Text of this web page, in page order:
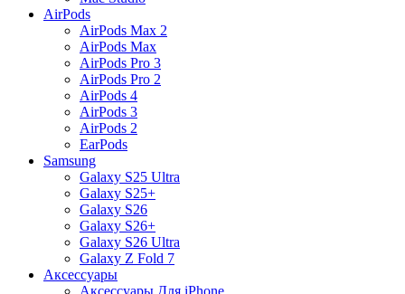
AirPods
AirPods Max 2
AirPods Max
AirPods Pro 3
AirPods Pro 2
AirPods 4
AirPods 3
AirPods 2
EarPods
Samsung
Galaxy S25 Ultra
Galaxy S25+
Galaxy S26
Galaxy S26+
Galaxy S26 Ultra
Galaxy Z Fold 7
Аксессуары
Аксессуары Для iPhone